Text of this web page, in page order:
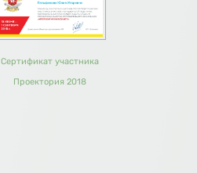
Сертификат участника
Проектория 2018